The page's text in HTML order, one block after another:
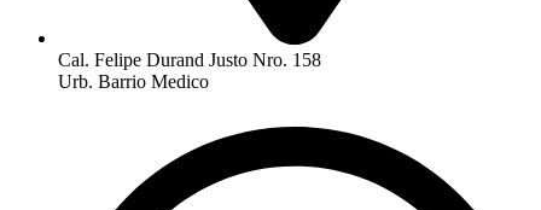
Cal. Felipe Durand Justo Nro. 158
Urb. Barrio Medico